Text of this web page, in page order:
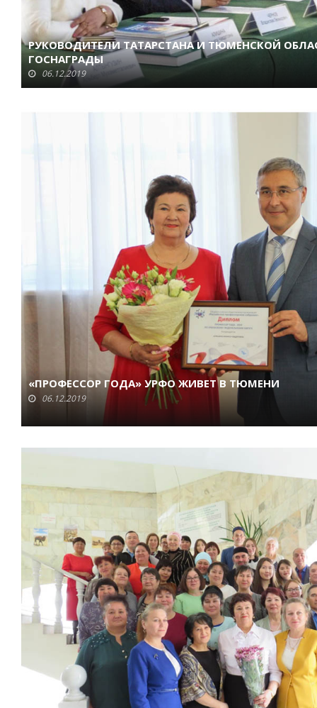
РУКОВОДИТЕЛИ ТАТАРСТАНА И ТЮМЕНСКОЙ
ГОСНАГРАДЫ
06.12.2019
«ПРОФЕССОР ГОДА» УРФО ЖИВЕТ В ТЮМЕНИ
06.12.2019